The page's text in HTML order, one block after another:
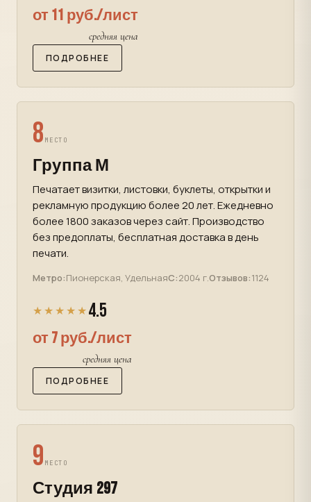
от 11 руб./лист
средняя цена
ПОДРОБНЕЕ
8 МЕСТО
Группа М
Печатает визитки, листовки, буклеты, открытки и
рекламную продукцию более 20 лет. Ежедневно
более 1800 заказов через сайт. Производство
без предоплаты, бесплатная доставка в день
печати.
Метро:Пионерская, УдельнаяС:2004 г.Отзывов:1124
★★★★★ 4.5
от 7 руб./лист
средняя цена
ПОДРОБНЕЕ
9 МЕСТО
Студия 297